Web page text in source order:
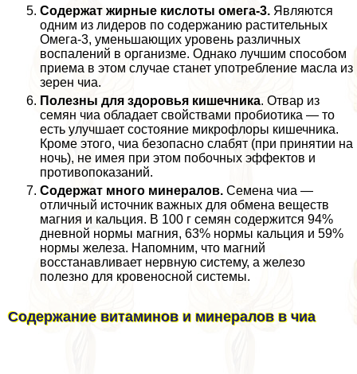
Содержат жирные кислоты омега-3. Являются
одним из лидеров по содержанию растительных
Омега-3, уменьшающих уровень различных
воспалений в организме. Однако лучшим способом
приема в этом случае станет употрeбление масла из
зерен чиа.
Полезны для здоровья кишечника. Отвар из
семян чиа обладает свойствами пробиотика — то
есть улучшает состояние микрофлоры кишечника.
Кроме этого, чиа безопасно слабят (при принятии на
ночь), не имея при этом побочных эффектов и
противопоказаний.
Содержат много минералов. Семена чиа —
отличный источник важных для обмена веществ
магния и кальция. В 100 г семян содержится 94%
дневной нормы магния, 63% нормы кальция и 59%
нормы железа. Напомним, что магний
восстанавливает нервную систему, а железо
полезно для кровеносной системы.
Содержание витаминов и минералов в чиа